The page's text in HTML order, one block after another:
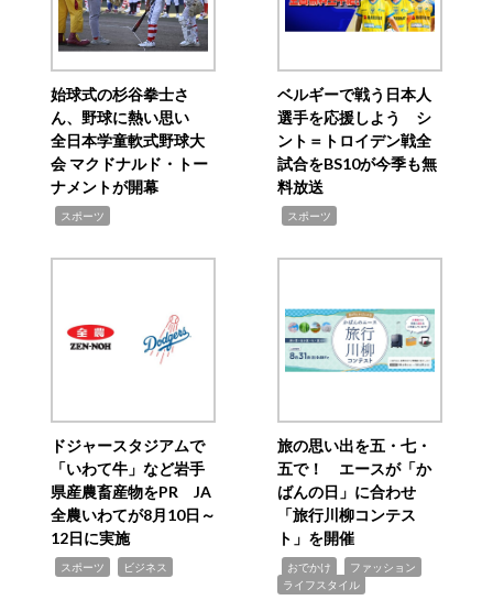
始球式の杉谷拳士さ
ん、野球に熱い思い
全日本学童軟式野球大
会 マクドナルド・トー
ナメントが開幕
スポーツ
ベルギーで戦う日本人
選手を応援しよう シ
ント＝トロイデン戦全
試合をBS10が今季も無
料放送
スポーツ
ドジャースタジアムで
「いわて牛」など岩手
県産農畜産物をPR JA
全農いわてが8月10日～
12日に実施
スポーツ ビジネス
旅の思い出を五・七・
五で！ エースが「か
ばんの日」に合わせ
「旅行川柳コンテス
ト」を開催
おでかけ ファッション
ライフスタイル